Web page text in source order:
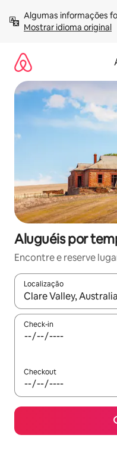
para
Mostrar idioma original
Aluguéis por
Encontre e reserve
Localização
Quando os resultados
Check-in
Checkout